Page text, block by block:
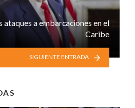
ataques a embarcaciones en el
Caribe
SIGUIENTE ENTRADA